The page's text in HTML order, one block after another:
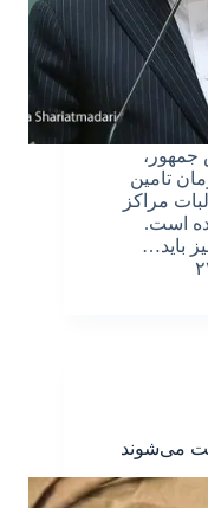
جمهور،
تامین
۷ ماه مطالبات مراکز
است.
باید…
می‌شوند‌